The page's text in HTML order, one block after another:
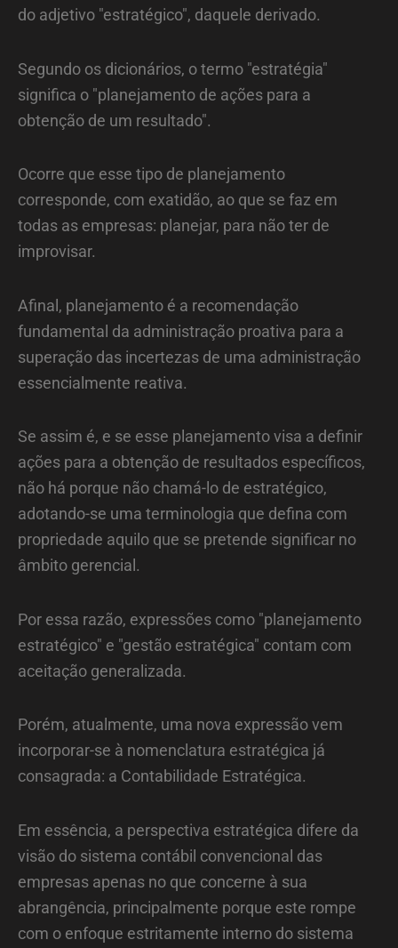
do adjetivo "estratégico", daquele derivado.
Segundo os dicionários, o termo "estratégia"
significa o "planejamento de ações para a
obtenção de um resultado".
Ocorre que esse tipo de planejamento
corresponde, com exatidão, ao que se faz em
todas as empresas: planejar, para não ter de
improvisar.
Afinal, planejamento é a recomendação
fundamental da administração proativa para a
superação das incertezas de uma administração
essencialmente reativa.
Se assim é, e se esse planejamento visa a definir
ações para a obtenção de resultados específicos,
não há porque não chamá-lo de estratégico,
adotando-se uma terminologia que defina com
propriedade aquilo que se pretende significar no
âmbito gerencial.
Por essa razão, expressões como "planejamento
estratégico" e "gestão estratégica" contam com
aceitação generalizada.
Porém, atualmente, uma nova expressão vem
incorporar-se à nomenclatura estratégica já
consagrada: a Contabilidade Estratégica.
Em essência, a perspectiva estratégica difere da
visão do sistema contábil convencional das
empresas apenas no que concerne à sua
abrangência, principalmente porque este rompe
com o enfoque estritamente interno do sistema